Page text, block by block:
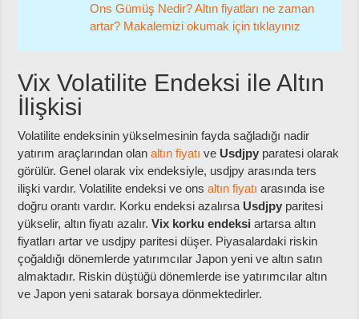
Ons Gümüş Nedir? Altın fiyatları ne zaman
artar? Makalemizi okumak için tıklayınız
Vix Volatilite Endeksi ile Altın
İlişkisi
Volatilite endeksinin yükselmesinin fayda sağladığı nadir
yatırım araçlarından olanaltın fiyatı ve Usdjpy paratesi olarak
görülür. Genel olarak vix endeksiyle, usdjpy arasında ters
ilişki vardır. Volatilite endeksi ve onsaltın fiyatı arasında ise
doğru orantı vardır. Korku endeksi azalırsa Usdjpy paritesi
yükselir, altın fiyatı azalır.Vix korku endeksi artarsa altın
fiyatları artar ve usdjpy paritesi düşer. Piyasalardaki riskin
çoğaldığı dönemlerde yatırımcılar Japon yeni ve altın satın
almaktadır. Riskin düştüğü dönemlerde ise yatırımcılar altın
ve Japon yeni satarak borsaya dönmektedirler.